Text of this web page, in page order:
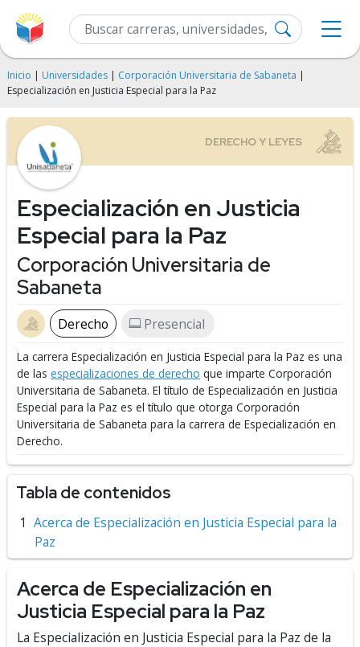
Inicio | Universidades | Corporación Universitaria de Sabaneta |
Especialización en Justicia Especial para la Paz
Especialización en Justicia
Especial para la Paz
Corporación Universitaria de
Sabaneta
Derecho Presencial
La carrera Especialización en Justicia Especial para la Paz es una
de las especializaciones de derecho que imparte Corporación
Universitaria de Sabaneta. El título de Especialización en Justicia
Especial para la Paz es el título que otorga Corporación
Universitaria de Sabaneta para la carrera de Especialización en
Derecho.
Tabla de contenidos
Acerca de Especialización en Justicia Especial para la
Paz
Acerca de Especialización en
Justicia Especial para la Paz
La Especialización en Justicia Especial para la Paz de la